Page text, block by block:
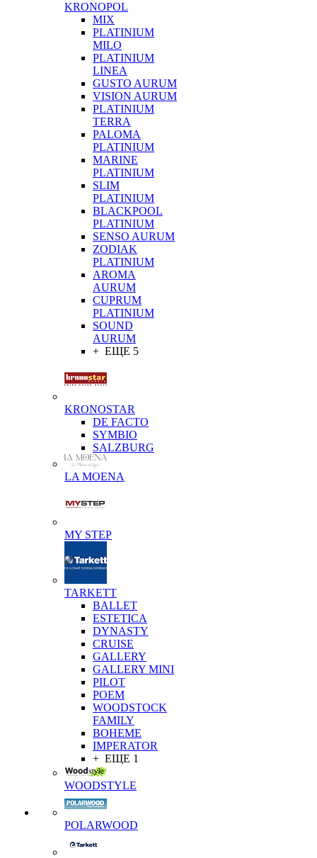
KRONOPOL
MIX
PLATINIUM
MILO
PLATINIUM
LINEA
GUSTO AURUM
VISION AURUM
PLATINIUM
TERRA
PALOMA
PLATINIUM
MARINE
PLATINIUM
SLIM
PLATINIUM
BLACKPOOL
PLATINIUM
SENSO AURUM
ZODIAK
PLATINIUM
AROMA
AURUM
CUPRUM
PLATINIUM
SOUND
AURUM
+ ЕЩЕ 5
KRONOSTAR
DE FACTO
SYMBIO
SALZBURG
LA MOENA
MY STEP
TARKETT
BALLET
ESTETICA
DYNASTY
CRUISE
GALLERY
GALLERY MINI
PILOT
POEM
WOODSTOCK
FAMILY
BOHEME
IMPERATOR
+ ЕЩЕ 1
WOODSTYLE
POLARWOOD